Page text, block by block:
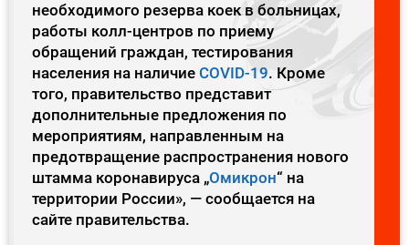
необходимого резерва коек в больницах,
работы колл-центров по приему
обращений граждан, тестирования
населения на наличие COVID-19. Кроме
того, правительство представит
дополнительные предложения по
мероприятиям, направленным на
предотвращение распространения нового
штамма коронавируса „Омикрон“ на
территории России», — сообщается на
сайте правительства.